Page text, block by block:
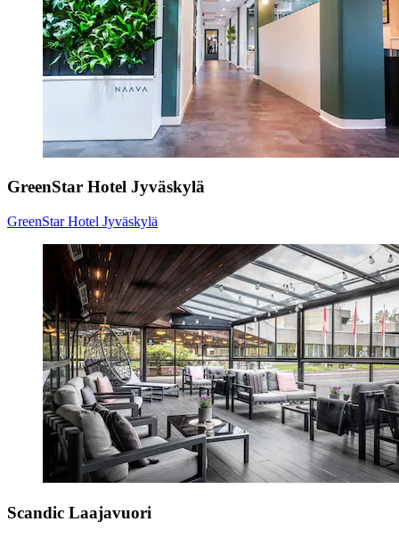
GreenStar Hotel Jyväskylä
GreenStar Hotel Jyväskylä
Scandic Laajavuori